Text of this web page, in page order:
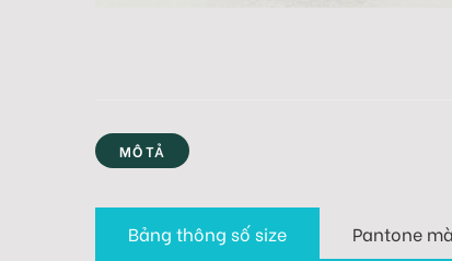
MÔ TẢ
Bảng thông số size Pantone